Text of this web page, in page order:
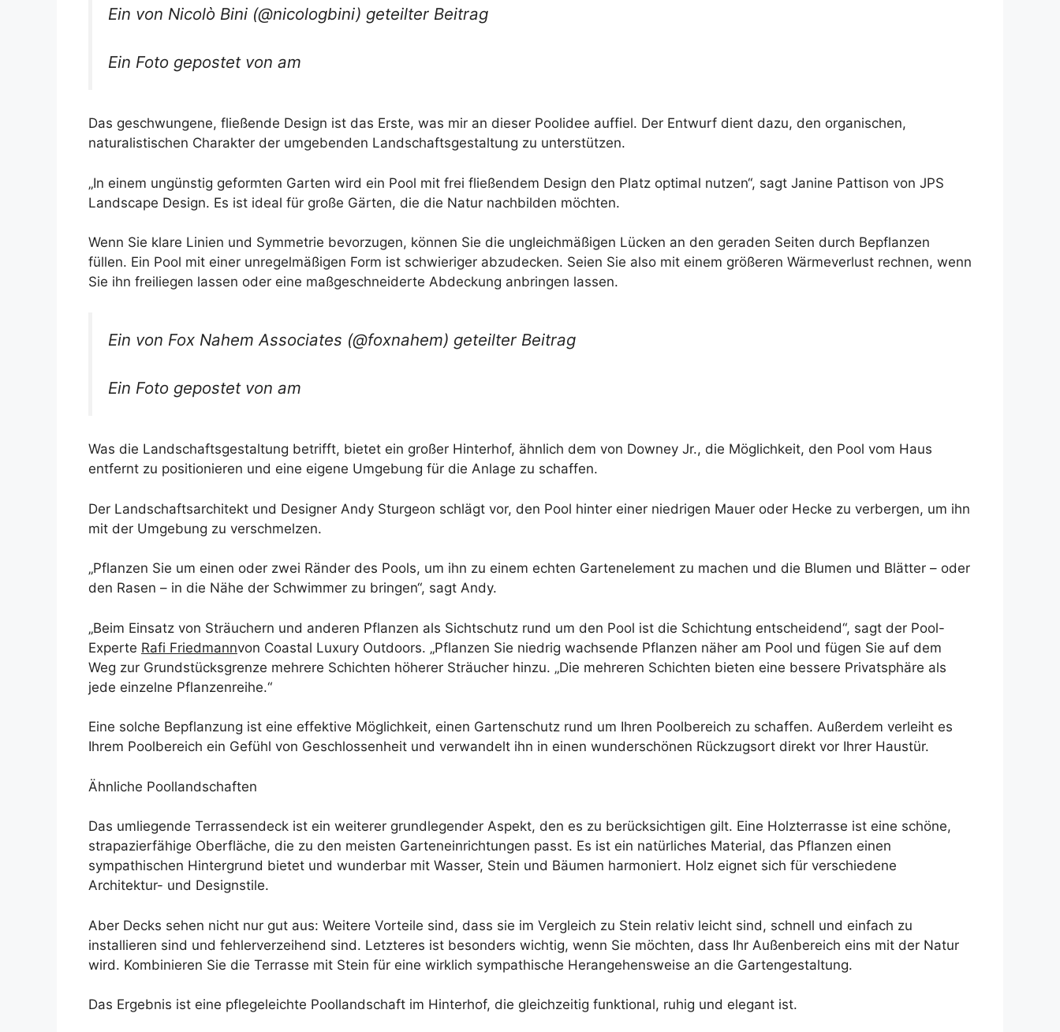
Ein von Nicolò Bini (@nicologbini) geteilter Beitrag
Ein Foto gepostet von am
Das geschwungene, fließende Design ist das Erste, was mir an dieser Poolidee auffiel. Der Entwurf dient dazu, den organischen,
naturalistischen Charakter der umgebenden Landschaftsgestaltung zu unterstützen.
„In einem ungünstig geformten Garten wird ein Pool mit frei fließendem Design den Platz optimal nutzen“, sagt Janine Pattison von JPS
Landscape Design. Es ist ideal für große Gärten, die die Natur nachbilden möchten.
Wenn Sie klare Linien und Symmetrie bevorzugen, können Sie die ungleichmäßigen Lücken an den geraden Seiten durch Bepflanzen
füllen. Ein Pool mit einer unregelmäßigen Form ist schwieriger abzudecken. Seien Sie also mit einem größeren Wärmeverlust rechnen, wenn
Sie ihn freiliegen lassen oder eine maßgeschneiderte Abdeckung anbringen lassen.
Ein von Fox Nahem Associates (@foxnahem) geteilter Beitrag
Ein Foto gepostet von am
Was die Landschaftsgestaltung betrifft, bietet ein großer Hinterhof, ähnlich dem von Downey Jr., die Möglichkeit, den Pool vom Haus
entfernt zu positionieren und eine eigene Umgebung für die Anlage zu schaffen.
Der Landschaftsarchitekt und Designer Andy Sturgeon schlägt vor, den Pool hinter einer niedrigen Mauer oder Hecke zu verbergen, um ihn
mit der Umgebung zu verschmelzen.
„Pflanzen Sie um einen oder zwei Ränder des Pools, um ihn zu einem echten Gartenelement zu machen und die Blumen und Blätter – oder
den Rasen – in die Nähe der Schwimmer zu bringen“, sagt Andy.
„Beim Einsatz von Sträuchern und anderen Pflanzen als Sichtschutz rund um den Pool ist die Schichtung entscheidend“, sagt der Pool-
Experte Rafi Friedmannvon Coastal Luxury Outdoors. „Pflanzen Sie niedrig wachsende Pflanzen näher am Pool und fügen Sie auf dem
Weg zur Grundstücksgrenze mehrere Schichten höherer Sträucher hinzu. „Die mehreren Schichten bieten eine bessere Privatsphäre als
jede einzelne Pflanzenreihe.“
Eine solche Bepflanzung ist eine effektive Möglichkeit, einen Gartenschutz rund um Ihren Poolbereich zu schaffen. Außerdem verleiht es
Ihrem Poolbereich ein Gefühl von Geschlossenheit und verwandelt ihn in einen wunderschönen Rückzugsort direkt vor Ihrer Haustür.
Ähnliche Poollandschaften
Das umliegende Terrassendeck ist ein weiterer grundlegender Aspekt, den es zu berücksichtigen gilt. Eine Holzterrasse ist eine schöne,
strapazierfähige Oberfläche, die zu den meisten Garteneinrichtungen passt. Es ist ein natürliches Material, das Pflanzen einen
sympathischen Hintergrund bietet und wunderbar mit Wasser, Stein und Bäumen harmoniert. Holz eignet sich für verschiedene
Architektur- und Designstile.
Aber Decks sehen nicht nur gut aus: Weitere Vorteile sind, dass sie im Vergleich zu Stein relativ leicht sind, schnell und einfach zu
installieren sind und fehlerverzeihend sind. Letzteres ist besonders wichtig, wenn Sie möchten, dass Ihr Außenbereich eins mit der Natur
wird. Kombinieren Sie die Terrasse mit Stein für eine wirklich sympathische Herangehensweise an die Gartengestaltung.
Das Ergebnis ist eine pflegeleichte Poollandschaft im Hinterhof, die gleichzeitig funktional, ruhig und elegant ist.